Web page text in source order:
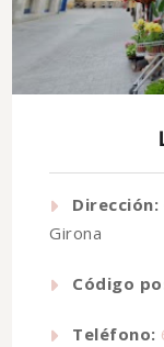
Dirección:
Girona
Código
Teléfono: